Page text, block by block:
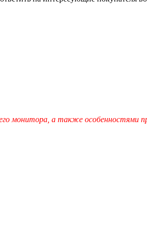
монитора, а также особенностями